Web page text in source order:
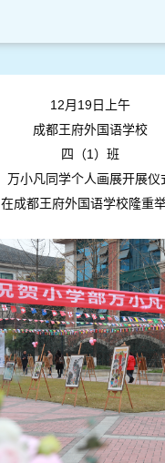
12月19日上午
成都王府外国语学校
四（1）班
万小凡同学个人画展开展仪
在成都王府外国语学校隆重